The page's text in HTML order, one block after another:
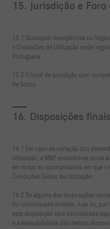
15. Jurisdição e
15.1 Quaisquer divergências ou
e Condições de Utilização serão
Portuguesa.
15.2 O local de jurisdição com
de Sintra.
16. Disposições finais
16.1 Em caso de violação dos
Utilização, a MBP encontra-se ainda
em todas as oportunidades em que o
Condições Gerais de Utilização.
16.2 Se alguma das disposições
for considerada inválida, nula ou, por
esta disposição será considerada
e a exequibilidade das demais